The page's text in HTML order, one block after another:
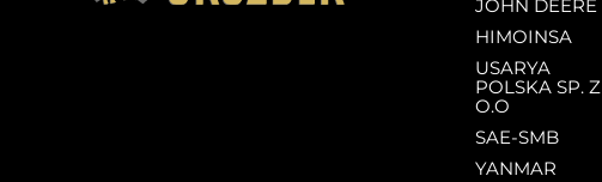
JOHN DEERE
HIMOINSA
USARYA
POLSKA SP. Z
O.O
SAE-SMB
YANMAR